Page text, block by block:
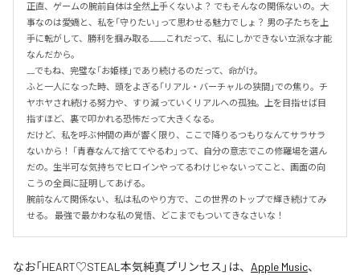
正直、ゲームの腕前自体は全然上手くないよ？ でもそんなの関係ないの。大
事なのは愛嬌と、私を「守りたい」って思わせる魅力でしょ？ 男の子たちを上
手に転がして、勝利を掴み取る____これだって、私にしかできない立派な才能
なんだから。
__でもね、完璧な「お姫様」であり続けるのだって、命がけ。
ふと一人になった時、頭をよぎる「リアル・バーチャルの狭間」での焦り。チ
ヤホヤされ続ける努力や、すり減っていくリアルへの孤独。上を目指せば目
指すほど、裏で叩かれる恐怖だって大きくなる。
だけど、私を呼ぶ仲間の声が響く限り、ここで降りるつもりなんてサラサラ
ないから！ 「青春なんて捨ててやるわ」って、自分の意志でこの修羅場を選ん
だの。生半可な気持ちでヒロインやってるわけじゃないってこと、画面の向
こうの全員に証明してあげる。
腕前なんて関係ない、私は私のやり方で、この世界のトップで輝き続けてみ
せる。 最強で最かわな私の覚悟、どこまでもついてきなさいな！
なお「HEART♡STEAL本気純真プリンセス 」は、 Apple Music、